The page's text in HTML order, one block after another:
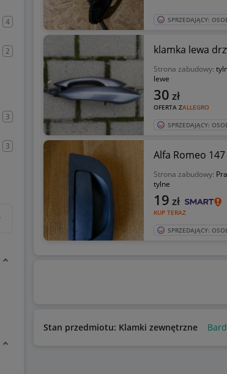
4
2
3
3
SPRZEDAJĄCY:
klamka lewa
Strona zabudowy:
lewe
OFERTA ZALLEGRO
30 zł
SPRZEDAJĄCY:
Alfa Romeo
Strona zabudowy:
tylne
KUP TERAZ
19 zł
SPRZEDAJĄCY:
Stan przedmiotu: Klamki zewnętrzne